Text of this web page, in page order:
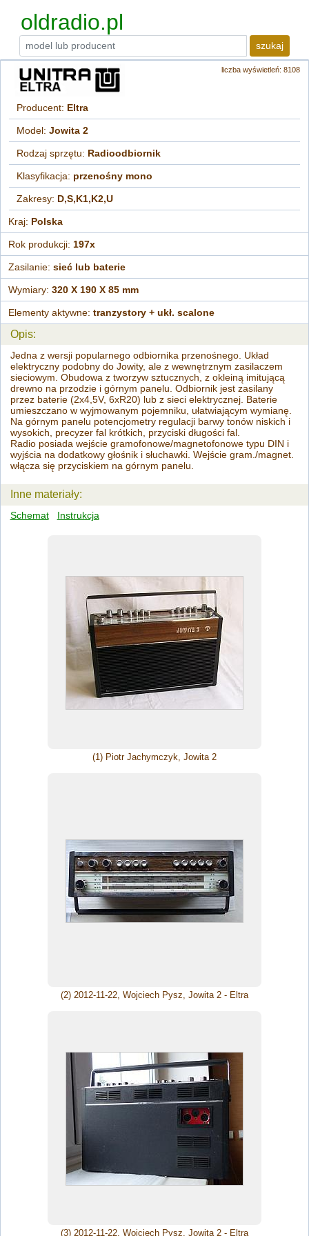
oldradio.pl
szukaj
liczba wyświetleń: 8108
Producent: Eltra
Model:Jowita 2
Rodzaj sprzętu: Radioodbiornik
Klasyfikacja: przenośny mono
Zakresy: D,S,K1,K2,U
Kraj: Polska
Rok produkcji: 197x
Zasilanie:sieć lub baterie
Wymiary:320 X 190 X 85 mm
Elementy aktywne:tranzystory + ukł. scalone
Opis:
Jedna z wersji popularnego odbiornika przenośnego. Układ
elektryczny podobny do Jowity, ale z wewnętrznym zasilaczem
sieciowym. Obudowa z tworzyw sztucznych, z okleiną imitującą
drewno na przodzie i górnym panelu. Odbiornik jest zasilany
przez baterie (2x4,5V, 6xR20) lub z sieci elektrycznej. Baterie
umieszczano w wyjmowanym pojemniku, ułatwiającym wymianę.
Na górnym panelu potencjometry regulacji barwy tonów niskich i
wysokich, precyzer fal krótkich, przyciski długości fal.
Radio posiada wejście gramofonowe/magnetofonowe typu DIN i
wyjścia na dodatkowy głośnik i słuchawki. Wejście gram./magnet.
włącza się przyciskiem na górnym panelu.
Inne materiały:
Schemat Instrukcja
(1) Piotr Jachymczyk, Jowita 2
(2) 2012-11-22, Wojciech Pysz, Jowita 2 - Eltra
(3) 2012-11-22, Wojciech Pysz, Jowita 2 - Eltra